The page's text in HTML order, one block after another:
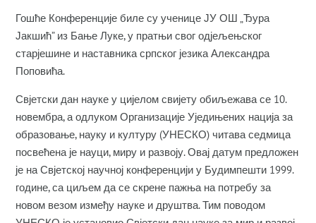
Гошће Конференције биле су ученице ЈУ ОШ „Ђура
Јакшић” из Бање Луке, у пратњи свог одјељењског
старјешине и наставника српског језика Александра
Поповића.
Свјетски дан науке у цијелом свијету обиљежава се 10.
новембра, а одлуком Организације Уједињених нација за
образовање, науку и културу (УНЕСКО) читава седмица
посвећена је науци, миру и развоју. Овај датум предложен
је на Свјетској научној конференцији у Будимпешти 1999.
године, са циљем да се скрене пажња на потребу за
новом везом између науке и друштва. Тим поводом